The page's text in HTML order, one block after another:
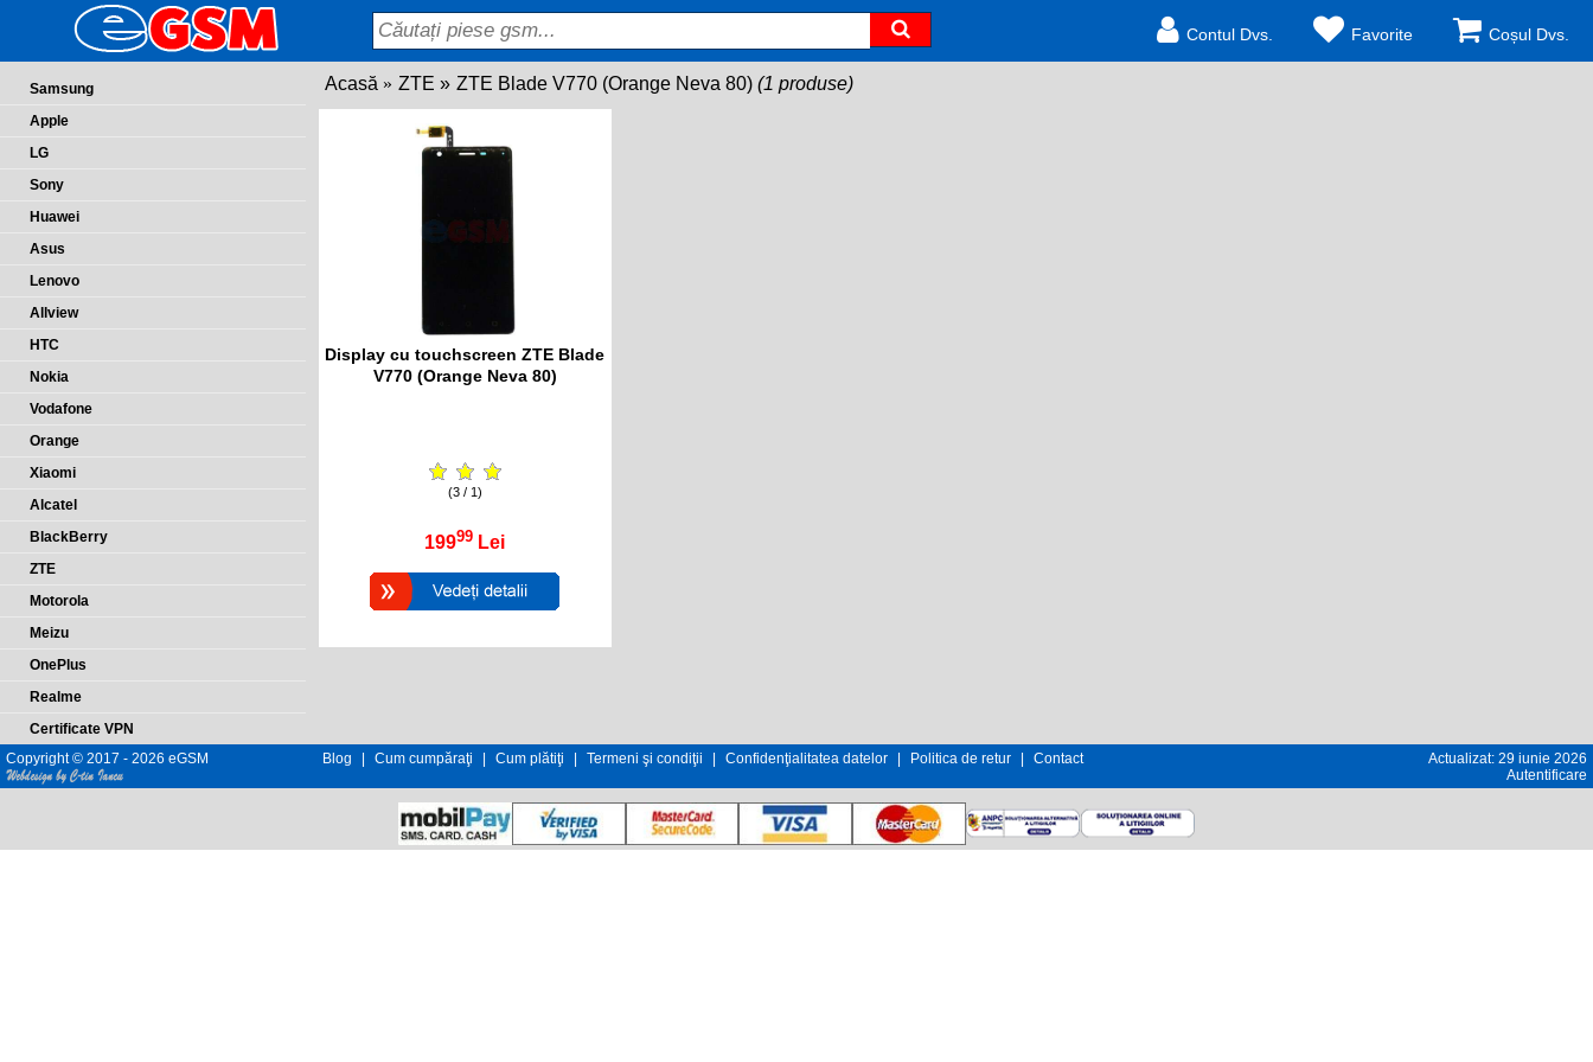
Contul Dvs. Favorite Coșul Dvs.
Samsung
Apple
LG
Sony
Huawei
Asus
Lenovo
Allview
HTC
Nokia
Vodafone
Orange
Xiaomi
Alcatel
BlackBerry
ZTE
Motorola
Meizu
OnePlus
Realme
Certificate VPN
Acasă ZTE ZTE Blade V770 (Orange Neva 80) (1 produse)
Display cu touchscreen ZTE Blade
V770 (Orange Neva 80)
(3 / 1)
19999 Lei
Copyright © 2017 - 2026 eGSM Blog Cum cumpăraţi Cum plătiţi Termeni şi condiţii Confidenţialitatea datelor Politica de retur Contact
Actualizat: 29 iunie 2026
Autentificare